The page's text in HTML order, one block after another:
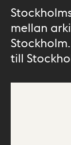
mellan
till